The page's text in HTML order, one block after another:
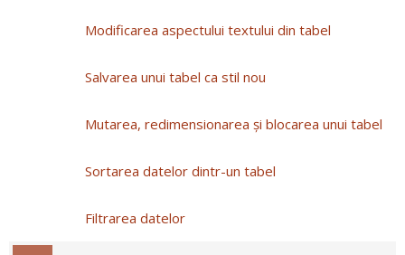
Modificarea aspectului textului din tabel
Salvarea unui tabel ca stil nou
Mutarea, redimensionarea și blocarea unui tabel
Sortarea datelor dintr-un tabel
Filtrarea datelor